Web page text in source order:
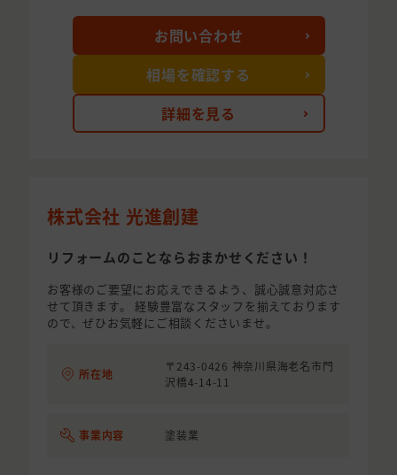
詳細を見る
お問い合わせ
相場を確認する
株式会社 光進創建
リフォームのことならおまかせください！
お客様のご要望にお応えできるよう、誠心誠意対応さ
せて頂きます。 経験豊富なスタッフを揃えております
ので、ぜひお気軽にご相談くださいませ。
所在地
〒243-0426 神奈川県海老名市門
沢橋4-14-11
事業内容 塗装業